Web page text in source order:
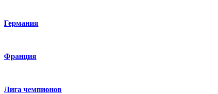
Германия
Франция
Лига чемпионов